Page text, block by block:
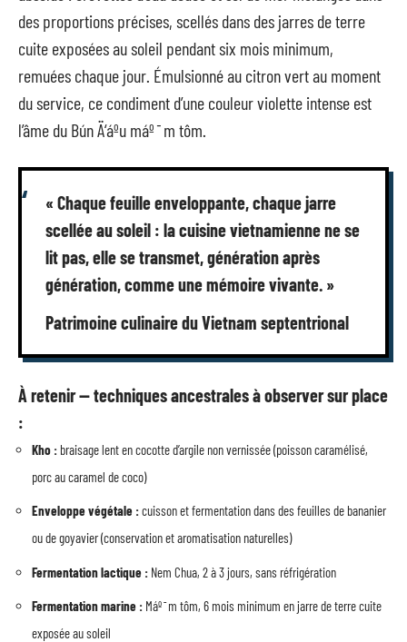
des proportions précises, scellés dans des jarres de terre
cuite exposées au soleil pendant six mois minimum,
remuées chaque jour. Émulsionné au citron vert au moment
du service, ce condiment d’une couleur violette intense est
l’âme du Bún Ä‘áº­u máº¯m tôm.
« Chaque feuille enveloppante, chaque jarre
scellée au soleil : la cuisine vietnamienne ne se
lit pas, elle se transmet, génération après
génération, comme une mémoire vivante. »
Patrimoine culinaire du Vietnam septentrional
À retenir — techniques ancestrales à observer sur place
:
Kho : braisage lent en cocotte d’argile non vernissée (poisson caramélisé,
porc au caramel de coco)
Enveloppe végétale :cuisson et fermentation dans des feuilles de bananier
ou de goyavier (conservation et aromatisation naturelles)
Fermentation lactique : Nem Chua, 2 à 3 jours, sans réfrigération
Fermentation marine : Máº¯m tôm, 6 mois minimum en jarre de terre cuite
exposée au soleil